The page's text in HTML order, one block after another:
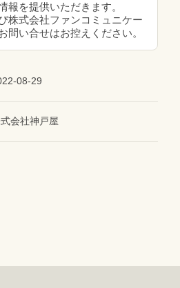
報を提供いただきます。
株式会社ファンコミュニケー
問い合せはお控えください。
08-29
会社神戸屋